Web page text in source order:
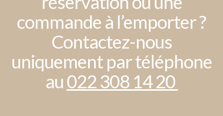
commande à l’emporter ?
Contactez-nous
uniquement par téléphone
au022 308 14 20